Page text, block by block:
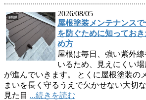
2026/08/05
屋根塗装メンテナンス
を防ぐために知ってお
め方
屋根は毎日、強い紫外
いるため、見えにくい
が進んでいきます。 とくに屋根塗装の
まいを長く守るうえで欠かせない大切
見た目 ...続きを読む